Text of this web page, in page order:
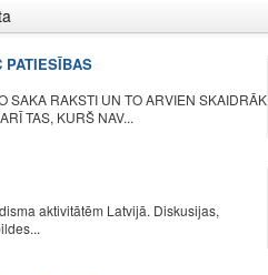
PATIESĪBAS
SAKA RAKSTI UN TO ARVIEN SKAIDRĀK
TAS, KURŠ NAV...
aktivitātēm Latvijā. Diskusijas,